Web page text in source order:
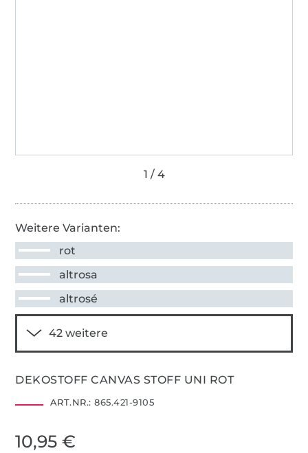
Weitere Varianten:
rot
altrosa
altrosé
DEKOSTOFF CANVAS STOFF UNI ROT
ART.NR.: 865.421-9105
10,95 €